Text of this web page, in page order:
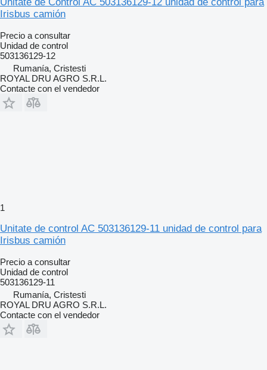
Irisbus camión
Precio a consultar
Unidad de control
503136129-12
Rumanía, Cristesti
ROYAL DRU AGRO S.R.L.
Contacte con el vendedor
1
Unitate de control AC 503136129-11 unidad de control para
Irisbus camión
Precio a consultar
Unidad de control
503136129-11
Rumanía, Cristesti
ROYAL DRU AGRO S.R.L.
Contacte con el vendedor